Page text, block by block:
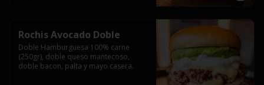
Rochis Avocado Doble
Doble Hamburguesa 100% carne
(250gr), doble queso mantecoso,
doble bacon, palta y mayo casera.